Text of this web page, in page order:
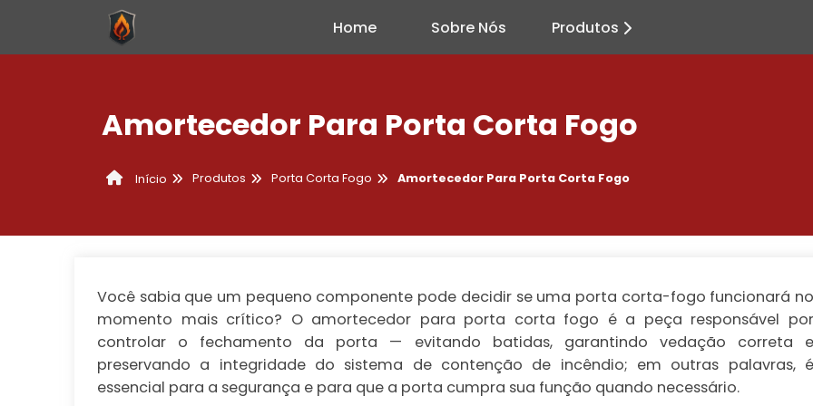
Home Sobre Nós Produtos
Amortecedor Para Porta Corta Fogo
Início Produtos Porta Corta Fogo Amortecedor Para Porta Corta Fogo
Você sabia que um pequeno componente pode decidir se uma porta corta-fogo funcionará no
momento mais crítico? O amortecedor para porta corta fogo é a peça responsável por
controlar o fechamento da porta — evitando batidas, garantindo vedação correta e
preservando a integridade do sistema de contenção de incêndio; em outras palavras, é
essencial para a segurança e para que a porta cumpra sua função quando necessário.